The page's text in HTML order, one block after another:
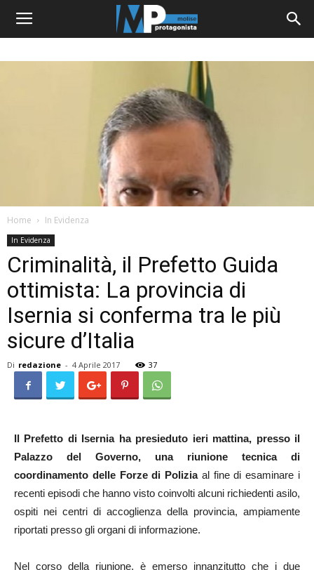
Home In Evidenza
In Evidenza
Criminalità, il Prefetto Guida
ottimista: La provincia di
Isernia si conferma tra le più
sicure d’Italia
Di redazione - 4 Aprile 2017 37
Il Prefetto di Isernia ha presieduto ieri mattina, presso il
Palazzo del Governo, una riunione tecnica di
coordinamento delle Forze di Poliziaal fine di esaminare i
recenti episodi che hanno visto coinvolti alcuni richiedenti asilo,
ospiti nei centri di accoglienza della provincia, ampiamente
riportati presso gli organi di informazione.
Nel corso della riunione, è emerso innanzitutto che i due